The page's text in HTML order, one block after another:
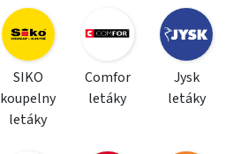
SIKO
koupelny
letáky
Comfor
letáky
Jysk
letáky